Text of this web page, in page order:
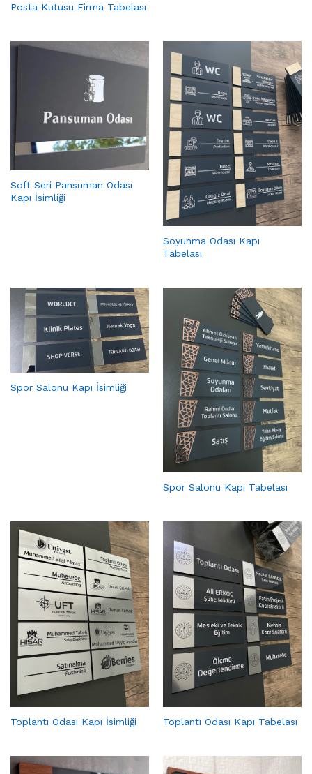
Posta Kutusu Firma Tabelası
Soft Seri Pansuman Odası
Kapı İsimliği
Soyunma Odası Kapı
Tabelası
Spor Salonu Kapı İsimliği
Spor Salonu Kapı Tabelası
Toplantı Odası Kapı İsimliği Toplantı Odası Kapı Tabelası